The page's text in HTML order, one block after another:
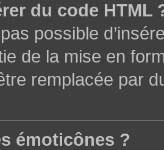
du code HTML
pas possible
de la mise en
remplacée par
émoticônes ?